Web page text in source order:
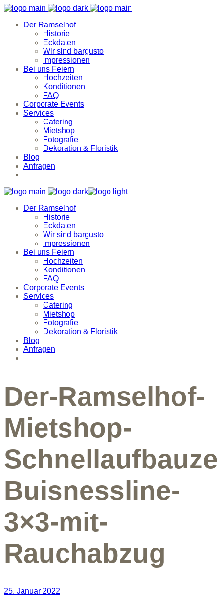
Der Ramselhof
Historie
Eckdaten
Wir sind bargusto
Impressionen
Bei uns Feiern
Hochzeiten
Konditionen
FAQ
Corporate Events
Services
Catering
Mietshop
Fotografie
Dekoration & Floristik
Blog
Anfragen
Der Ramselhof
Historie
Eckdaten
Wir sind bargusto
Impressionen
Bei uns Feiern
Hochzeiten
Konditionen
FAQ
Corporate Events
Services
Catering
Mietshop
Fotografie
Dekoration & Floristik
Blog
Anfragen
Der-Ramselhof-
Mietshop-
Buisnessline-
3×3-mit-
Rauchabzug
25. Januar 2022